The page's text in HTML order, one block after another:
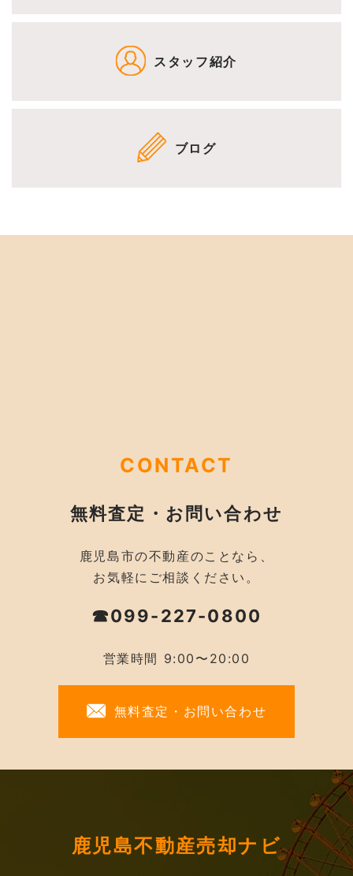
スタッフ紹介
ブログ
CONTACT
無料査定・お問い合わせ
鹿児島市の不動産のことなら、
お気軽にご相談ください。
☎099-227-0800
営業時間 9:00〜20:00
無料査定・お問い合わせ
鹿児島不動産売却ナビ